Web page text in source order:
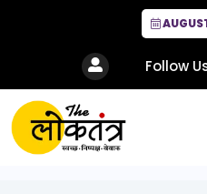
Follow